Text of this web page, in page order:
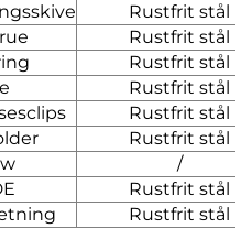
Rustfrit stål
Rustfrit stål
Rustfrit stål
Rustfrit stål
Rustfrit stål
Rustfrit stål
/
Rustfrit stål
Rustfrit stål